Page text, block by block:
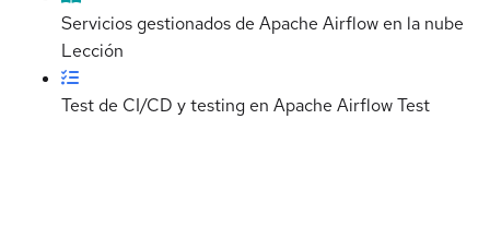
Servicios gestionados de Apache Airflow en la nube
Lección
Test de CI/CD y testing en Apache AirflowTest